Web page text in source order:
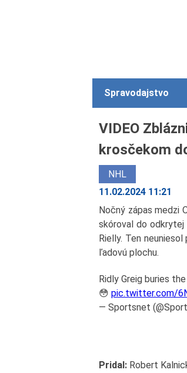
Spravodajstvo
VIDEO
krosčekom
NHL
11.02.2024 11:21
Nočný zápas medzi
skóroval do odkrytej
Rielly. Ten
ľadovú plochu.
Ridly Greig buries
😳 pic.twitter.com/
— Sportsnet
Pridal: Robert